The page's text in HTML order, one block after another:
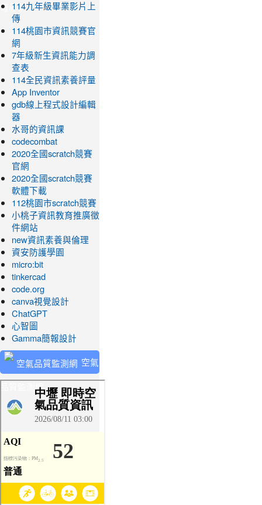
育專區114九年級畢業影片上
傳
114桃園市資訊競賽官
網
7年級新生資訊能力調
查表
114全民資訊素養評量
App Inventor
gdb線上程式設計編輯
器
水哥的資訊課
codecombat
2020全國scratch競賽
官網
2020全國scratch競賽
軟體下載
112桃園市scratch競賽
小桃子資訊教育推廣徵
件網站
new資訊素養與倫理
資安防護學園
micro:bit
tinkercad
code.org
canva視覺設計
ChatGPT
心智圖
Gamma簡報設計
空氣
品質監測網